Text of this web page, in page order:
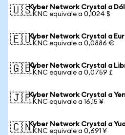
🇺🇸Kyber Network Crystal a
1 KNC equivale a 0,1024 $
🇪🇺Kyber Network Crystal a
1 KNC equivale a 0,0886 €
🇬🇧Kyber Network Crystal a
1 KNC equivale a 0,0759 £
🇯🇵Kyber Network Crystal a
1 KNC equivale a 16,15 ¥
🇨🇳Kyber Network Crystal a
1 KNC equivale a 0,691 ¥